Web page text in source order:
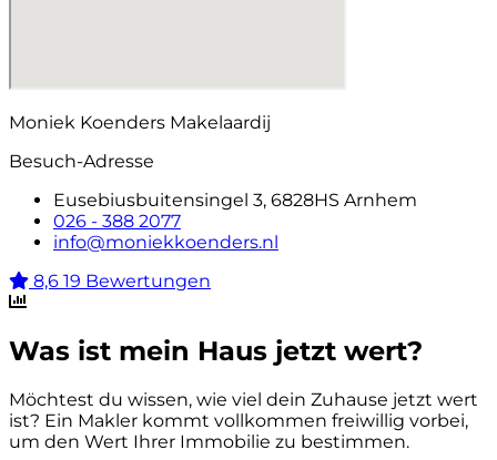
Moniek Koenders Makelaardij
Besuch-Adresse
Eusebiusbuitensingel 3, 6828HS Arnhem
026 - 388 2077
info@moniekkoenders.nl
8,6 19 Bewertungen
Was ist mein Haus jetzt wert?
Möchtest du wissen, wie viel dein Zuhause jetzt wert
ist? Ein Makler kommt vollkommen freiwillig vorbei,
um den Wert Ihrer Immobilie zu bestimmen.